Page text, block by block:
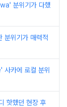
분위기가 다했
분위기가 매력적
카에 로컬 분위
핫했던 현장 후